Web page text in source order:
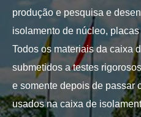
produção e pesquisa e
isolamento de núcleo,
Todos os materiais da caixa
submetidos a testes
e somente depois de passar
usados na caixa de